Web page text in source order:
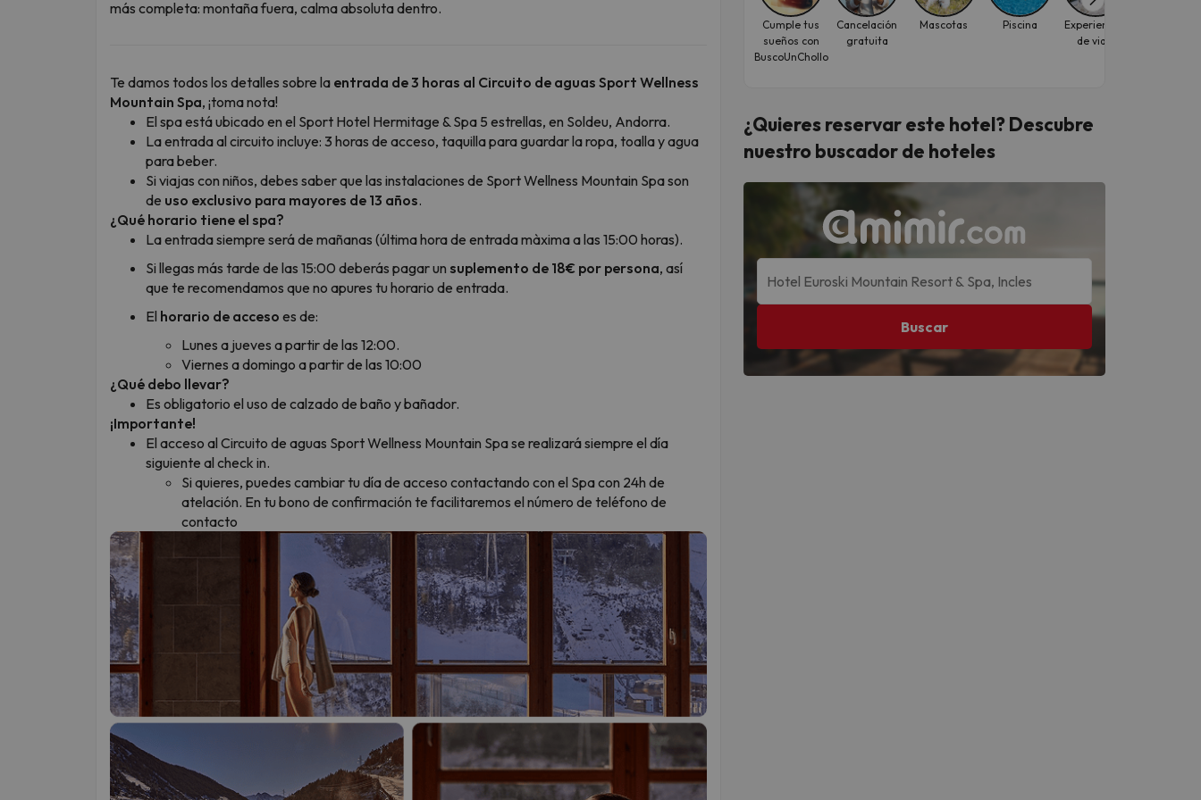
más completa: montaña fuera, calma absoluta dentro.
Te damos todos los detalles sobre la entrada de 3 horas al Circuito de aguas Sport Wellness
Mountain Spa, ¡toma nota!
El spa está ubicado en el Sport Hotel Hermitage & Spa 5 estrellas, en Soldeu, Andorra.
La entrada al circuito incluye: 3 horas de acceso, taquilla para guardar la ropa, toalla y agua
para beber.
Si viajas con niños, debes saber que las instalaciones de Sport Wellness Mountain Spa son
de uso exclusivo para mayores de 13 años.
¿Qué horario tiene el spa?
La entrada siempre será de mañanas (última hora de entrada màxima a las 15:00 horas).
Si llegas más tarde de las 15:00 deberás pagar un suplemento de 18€ por persona, así
que te recomendamos que no apures tu horario de entrada.
El horario de acceso es de:
Lunes a jueves a partir de las 12:00.
Viernes a domingo a partir de las 10:00
¿Qué debo llevar?
Es obligatorio el uso de calzado de baño y bañador.
¡Importante!
El acceso al Circuito de aguas Sport Wellness Mountain Spa se realizará siempre el día
siguiente al check in.
Si quieres, puedes cambiar tu día de acceso contactando con el Spa con 24h de
atelación. En tu bono de confirmación te facilitaremos el número de teléfono de
contacto
Cumple tus
sueños con
BuscoUnChollo
Cancelación
gratuita
Mascotas Piscina
Experiencias
de viaje
¿Quieres reservar este hotel? Descubre
nuestro buscador de hoteles
Buscar